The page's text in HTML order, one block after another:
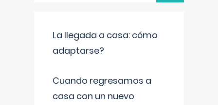
La llegada a casa: cómo
adaptarse?
Cuando regresamos a
casa con un nuevo